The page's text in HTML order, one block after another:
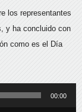
los representantes
y ha concluido con
como es el Día
00:00